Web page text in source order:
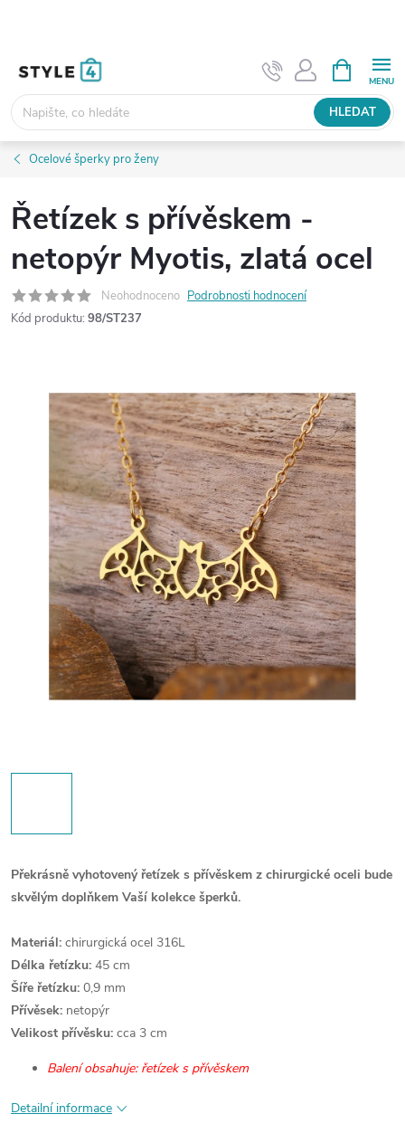
HLEDAT
NÁKUPNÍ
KOŠÍK
Ocelové šperky pro ženy
Řetízek s přívěskem -
netopýr Myotis, zlatá ocel
Neohodnoceno Podrobnosti hodnocení
Kód produktu: 98/ST237
Překrásně vyhotovený řetízek s přívěskem z chirurgické oceli bude
skvělým doplňkem Vaší kolekce šperků.
Materiál: chirurgická ocel 316L
Délka řetízku: 45 cm
Šíře řetízku: 0,9 mm
Přívěsek: netopýr
Velikost přívěsku: cca 3 cm
Balení obsahuje: řetízek s přívěskem
Detailní informace